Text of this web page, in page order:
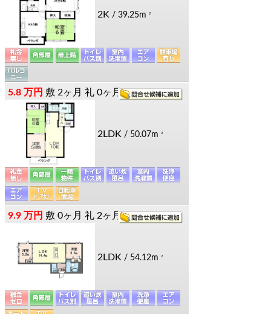
2K / 39.25m 2
5.8 万円 敷 2ヶ月 礼 0ヶ月
2LDK / 50.07m 2
9.9 万円 敷 0ヶ月 礼 2ヶ月
2LDK / 54.12m 2